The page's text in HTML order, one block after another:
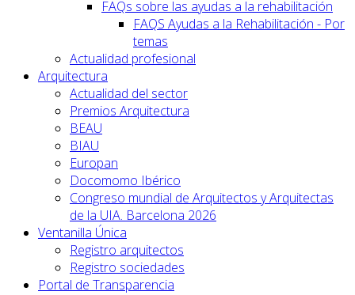
FAQs sobre las ayudas a la rehabilitación
FAQS Ayudas a la Rehabilitación - Por
temas
Actualidad profesional
Arquitectura
Actualidad del sector
Premios Arquitectura
BEAU
BIAU
Europan
Docomomo Ibérico
Congreso mundial de Arquitectos y Arquitectas
de la UIA. Barcelona 2026
Ventanilla Única
Registro arquitectos
Registro sociedades
Portal de Transparencia